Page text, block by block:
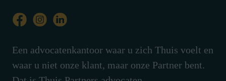
Een advocatenkantoor waar u zich Thuis voelt en
waar u niet onze klant, maar onze Partner bent.